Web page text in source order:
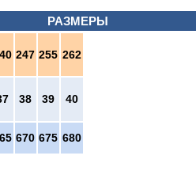
РАЗМЕРЫ
247 255 262
38 39 40
670 675 680